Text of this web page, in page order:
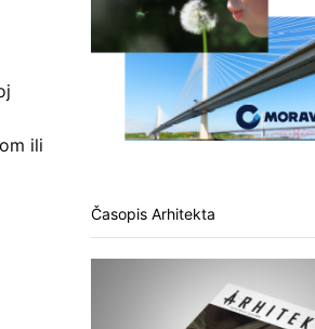
ili
Časopis Arhitekta